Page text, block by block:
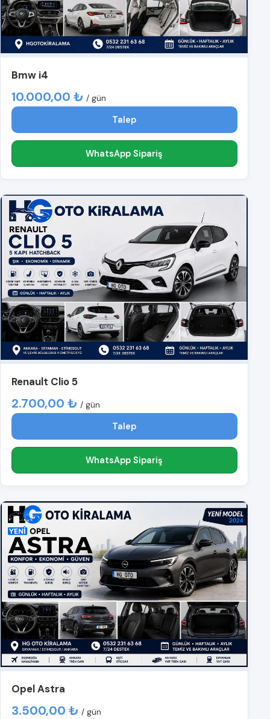
Bmw i4
10.000,00 ₺ / gün
Talep
WhatsApp Sipariş
Renault Clio 5
2.700,00 ₺ / gün
Talep
WhatsApp Sipariş
Opel Astra
3.500,00 ₺ / gün